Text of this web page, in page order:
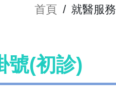
首頁 / 就醫服務
號(初診)